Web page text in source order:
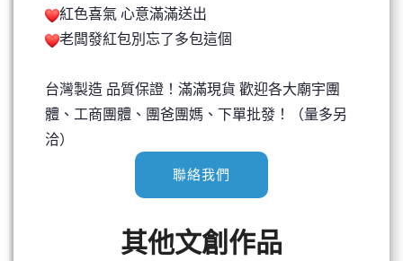
紅色喜氣 心意滿滿送出
老闆發紅包別忘了多包這個
台灣製造 品質保證！滿滿現貨 歡迎各大廟宇團
體、工商團體、團爸團媽、下單批發！（量多另
洽）
聯絡我們
其他文創作品